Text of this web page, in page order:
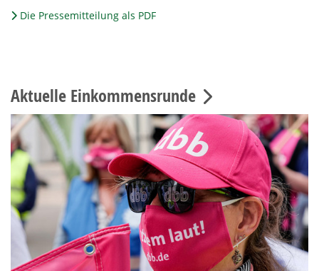
Die Pressemitteilung als PDF
Aktuelle Einkommensrunde